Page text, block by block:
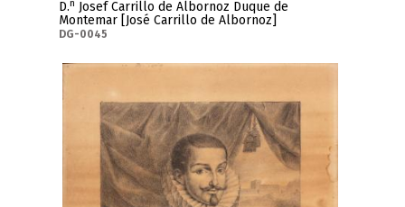
D.n Josef Carrillo de Albornoz Duque de
Montemar [José Carrillo de Albornoz]
DG-0045